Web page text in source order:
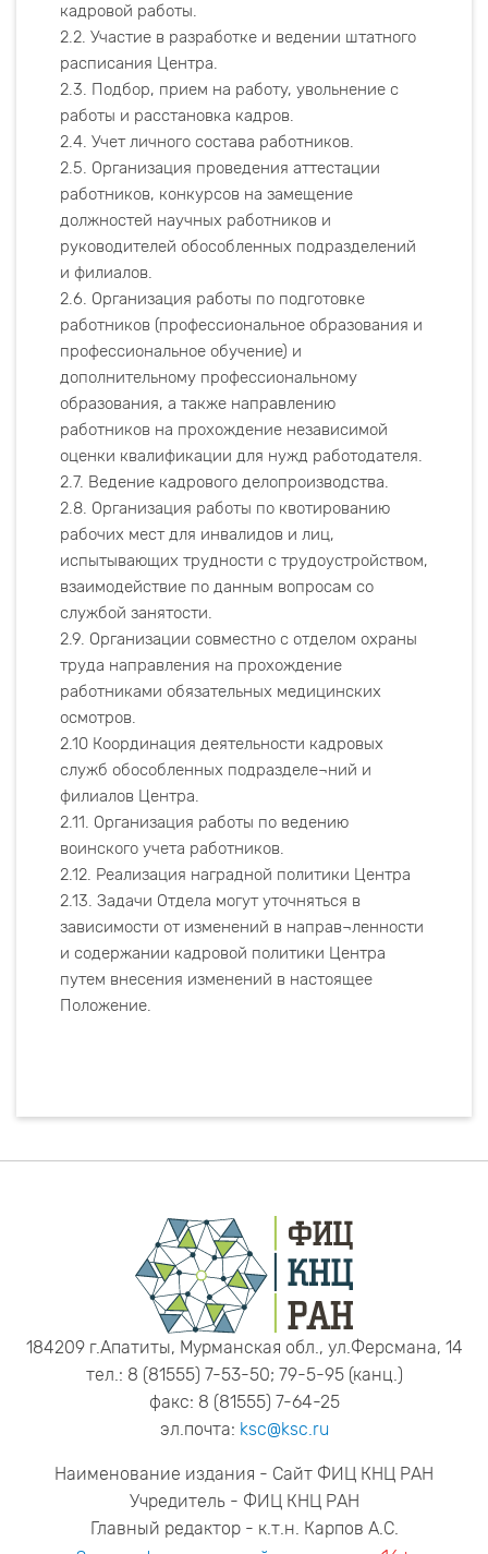
кадровой работы.
2.2. Участие в разработке и ведении штатного
расписания Центра.
2.3. Подбор, прием на работу, увольнение с
работы и расстановка кадров.
2.4. Учет личного состава работников.
2.5. Организация проведения аттестации
работников, конкурсов на замещение
должностей научных работников и
руководителей обособленных подразделений
и филиалов.
2.6. Организация работы по подготовке
работников (профессиональное образования и
профессиональное обучение) и
дополнительному профессиональному
образования, а также направлению
работников на прохождение независимой
оценки квалификации для нужд работодателя.
2.7. Ведение кадрового делопроизводства.
2.8. Организация работы по квотированию
рабочих мест для инвалидов и лиц,
испытывающих трудности с трудоустройством,
взаимодействие по данным вопросам со
службой занятости.
2.9. Организации совместно с отделом охраны
труда направления на прохождение
работниками обязательных медицинских
осмотров.
2.10 Координация деятельности кадровых
служб обособленных подразделе¬ний и
филиалов Центра.
2.11. Организация работы по ведению
воинского учета работников.
2.12. Реализация наградной политики Центра
2.13. Задачи Отдела могут уточняться в
зависимости от изменений в направ¬ленности
и содержании кадровой политики Центра
путем внесения изменений в настоящее
Положение.
184209 г.Апатиты, Мурманская обл., ул.Ферсмана, 14
тел.: 8 (81555) 7-53-50; 79-5-95 (канц.)
факс: 8 (81555) 7-64-25
эл.почта: ksc@ksc.ru
Наименование издания - Сайт ФИЦ КНЦ РАН
Учредитель - ФИЦ КНЦ РАН
Главный редактор - к.т.н. Карпов А.С.